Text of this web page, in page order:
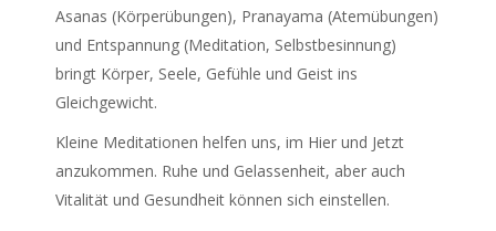
Asanas (Körperübungen), Pranayama (Atemübungen)
und Entspannung (Meditation, Selbstbesinnung)
bringt Körper, Seele, Gefühle und Geist ins
Gleichgewicht.
Kleine Meditationen helfen uns, im Hier und Jetzt
anzukommen. Ruhe und Gelassenheit, aber auch
Vitalität und Gesundheit können sich einstellen.